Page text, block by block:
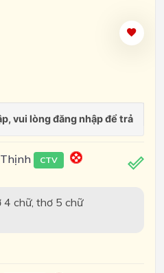
CTV
chữ, thơ 5 chữ